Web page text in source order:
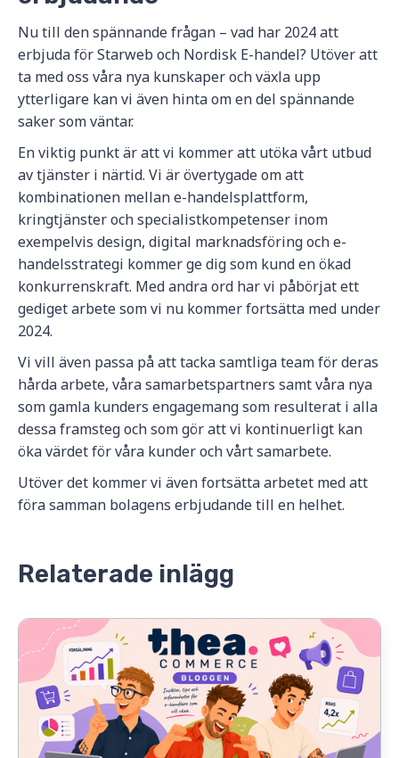
Nu till den spännande frågan – vad har 2024 att
erbjuda för Starweb och Nordisk E-handel? Utöver att
ta med oss våra nya kunskaper och växla upp
ytterligare kan vi även hinta om en del spännande
saker som väntar.
En viktig punkt är att vi kommer att utöka vårt utbud
av tjänster i närtid. Vi är övertygade om att
kombinationen mellan e-handelsplattform,
kringtjänster och specialistkompetenser inom
exempelvis design, digital marknadsföring och e-
handelsstrategi kommer ge dig som kund en ökad
konkurrenskraft. Med andra ord har vi påbörjat ett
gediget arbete som vi nu kommer fortsätta med under
2024.
Vi vill även passa på att tacka samtliga team för deras
hårda arbete, våra samarbetspartners samt våra nya
som gamla kunders engagemang som resulterat i alla
dessa framsteg och som gör att vi kontinuerligt kan
öka värdet för våra kunder och vårt samarbete.
Utöver det kommer vi även fortsätta arbetet med att
föra samman bolagens erbjudande till en helhet.
Relaterade inlägg